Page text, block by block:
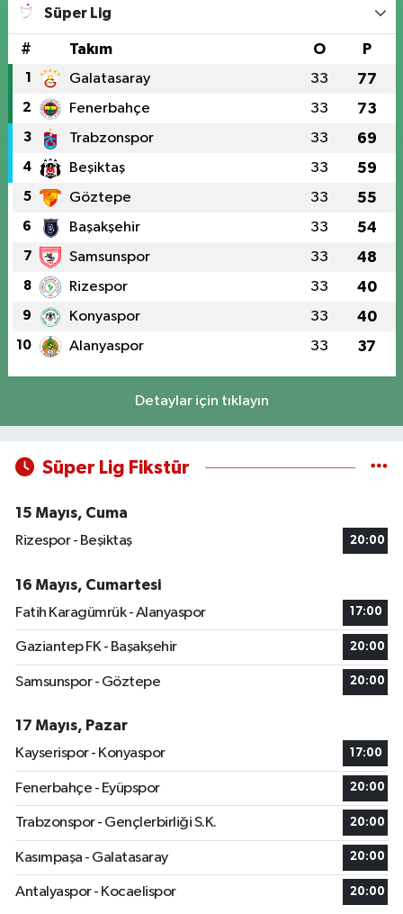
Süper Lig
# Takım O P
1 Galatasaray 33 77
2 Fenerbahçe 33 73
3 Trabzonspor 33 69
4 Beşiktaş 33 59
5 Göztepe 33 55
6 Başakşehir 33 54
7 Samsunspor 33 48
8 Rizespor 33 40
9 Konyaspor 33 40
10 Alanyaspor 33 37
Detaylar için tıklayın
Süper Lig Fikstür
15 Mayıs, Cuma
Rizespor - Beşiktaş
20:00
16 Mayıs, Cumartesi
Fatih Karagümrük - Alanyaspor
17:00
Gaziantep FK - Başakşehir 20:00
Samsunspor - Göztepe 20:00
17 Mayıs, Pazar
Kayserispor - Konyaspor
17:00
Fenerbahçe - Eyüpspor 20:00
Trabzonspor - Gençlerbirliği S.K. 20:00
Kasımpaşa - Galatasaray 20:00
Antalyaspor - Kocaelispor 20:00